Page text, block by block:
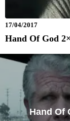
17/04/2017
Hand Of God
Hand Of